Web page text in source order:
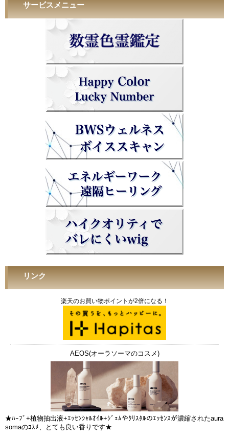
サービスメニュー
リンク
楽天のお買い物ポイントが2倍になる！
AEOS(オーラソーマのコスメ)
★ﾊｰﾌﾞ+植物抽出液+ｴｯｾﾝｼｬﾙｵｲﾙ+ｼﾞｪﾑやｸﾘｽﾀﾙのｴｯｾﾝｽが濃縮されたaura
somaのｺｽﾒ、とても良い香りです★